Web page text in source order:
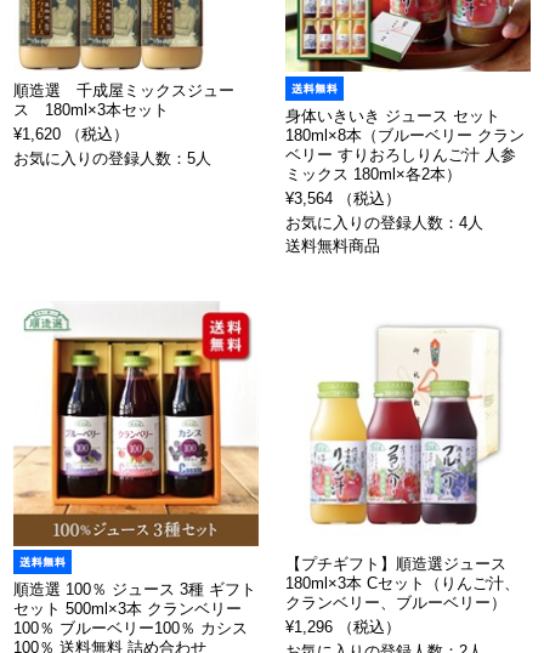
順造選 千成屋ミックスジュー
ス 180ml×3本セット
¥1,620 （税込）
お気に入りの登録人数：5人
身体いきいき ジュース セット
180ml×8本（ブルーベリー クラン
ベリー すりおろしりんご汁 人参
ミックス 180ml×各2本）
¥3,564 （税込）
お気に入りの登録人数：4人
送料無料商品
順造選 100％ ジュース 3種 ギフト
セット 500ml×3本 クランベリー
100％ ブルーベリー100％ カシス
100％ 送料無料 詰め合わせ
【プチギフト】順造選ジュース
180ml×3本 Cセット（りんご汁、
クランベリー、ブルーベリー）
¥1,296 （税込）